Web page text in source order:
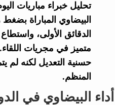
تحليل خبراء مباريات
البيضاوي المباراة
الدقائق الأولى،
متميز في مجريات
حسنية التعديل لكنه لم
المنظم.
أداء البيضاوي في